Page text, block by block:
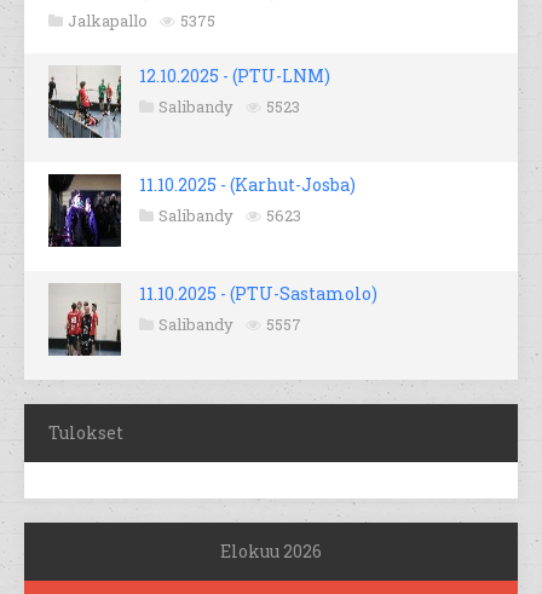
Jalkapallo 5375
12.10.2025 - (PTU-LNM)
Salibandy 5523
11.10.2025 - (Karhut-Josba)
Salibandy 5623
11.10.2025 - (PTU-Sastamolo)
Salibandy 5557
Tulokset
Elokuu 2026